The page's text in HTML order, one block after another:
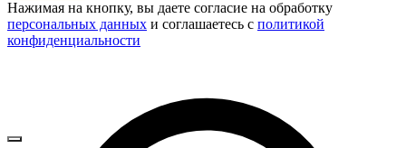
Нажимая на кнопку, вы даете согласие на обработку
персональных данных и соглашаетесь c политикой
конфиденциальности